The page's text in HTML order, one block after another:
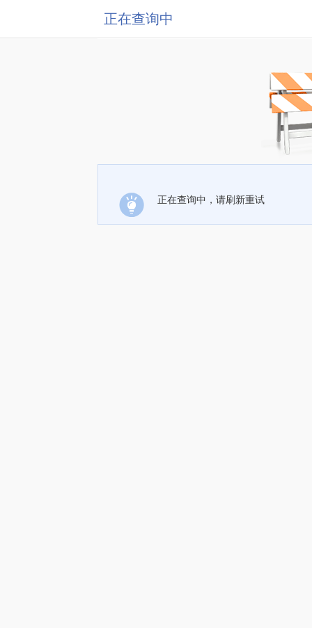
正在查询中
正在查询中，请刷新重试